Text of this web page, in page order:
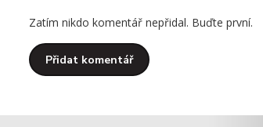
Zatím nikdo komentář nepřidal. Buďte první.
Přidat komentář